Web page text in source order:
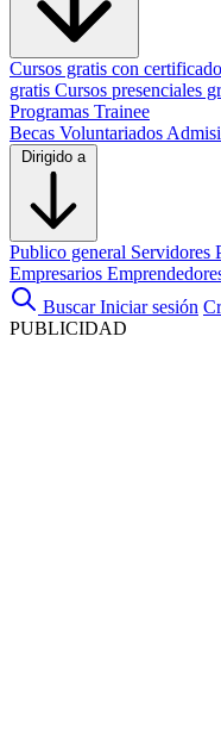
Cursos gratis con certificado
gratis Cursos presenciales
Programas Trainee
Becas Voluntariados
Dirigido a
Publico general Servidores
Empresarios
Buscar Iniciar sesión
PUBLICIDAD